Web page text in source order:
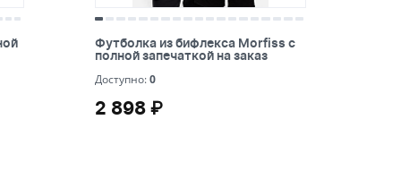
Стикеры
Бутылки детские
Детские наборы и подарки
Мерч Союзмультфильм
Новогодняя упаковка
Новогодняя посуда
Футболка из бифлекса Morfiss с
полной запечаткой на заказ
Доступно:0
2 898 ₽
Футболка из бифлекса Morfiss с
полной запечаткой на заказ
0
2 898 ₽